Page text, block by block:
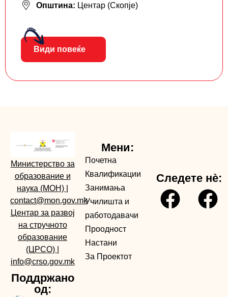
Општина: Центар (Скопје)
Види повеќе
Министерство за
образование и
наука (МОН)
contact@mon.gov.mk
Центар за развој
на стручното
образование
(ЦРСО)
info@crso.gov.mk
Поддржано
од:
Мени:
Почетна
Квалификации
Занимања
Училишта и
работодавачи
Проодност
Настани
За Проектот
Следете нè: